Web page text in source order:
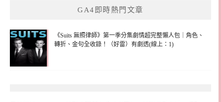
GA4即時熱門文章
《Suits 無照律師》第一季分集劇情超完整懶人包｜角色、
轉折、金句全收錄！（好雷）有劇透(線上：1)